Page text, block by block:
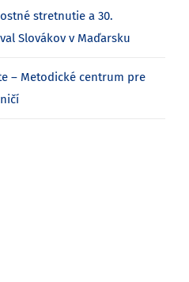
stretnutie a 30.
Slovákov v Maďarsku
– Metodické centrum pre